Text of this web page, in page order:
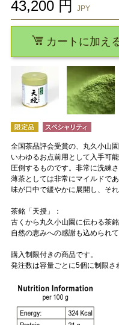
全国茶品評会受賞の、丸久小山
いわゆるお点前用として入手可
圧倒するものです。非常に洗練
薄茶としては非常にマイルドで
味が口中で緩やかに展開し、それ
茶銘「天授」：
古くから丸久小山園に伝わる茶
自然の恵みへの感謝も込められて
購入制限付きの商品です。
発注数は容量ごとに5個に制限さ
43,200円 JPY
カートに加え